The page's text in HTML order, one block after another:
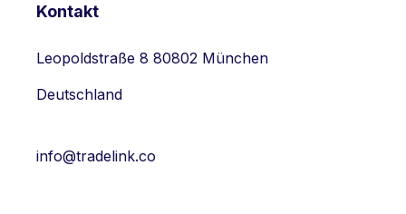
Kontakt
Leopoldstraße 8 80802 München
Deutschland
info@tradelink.co